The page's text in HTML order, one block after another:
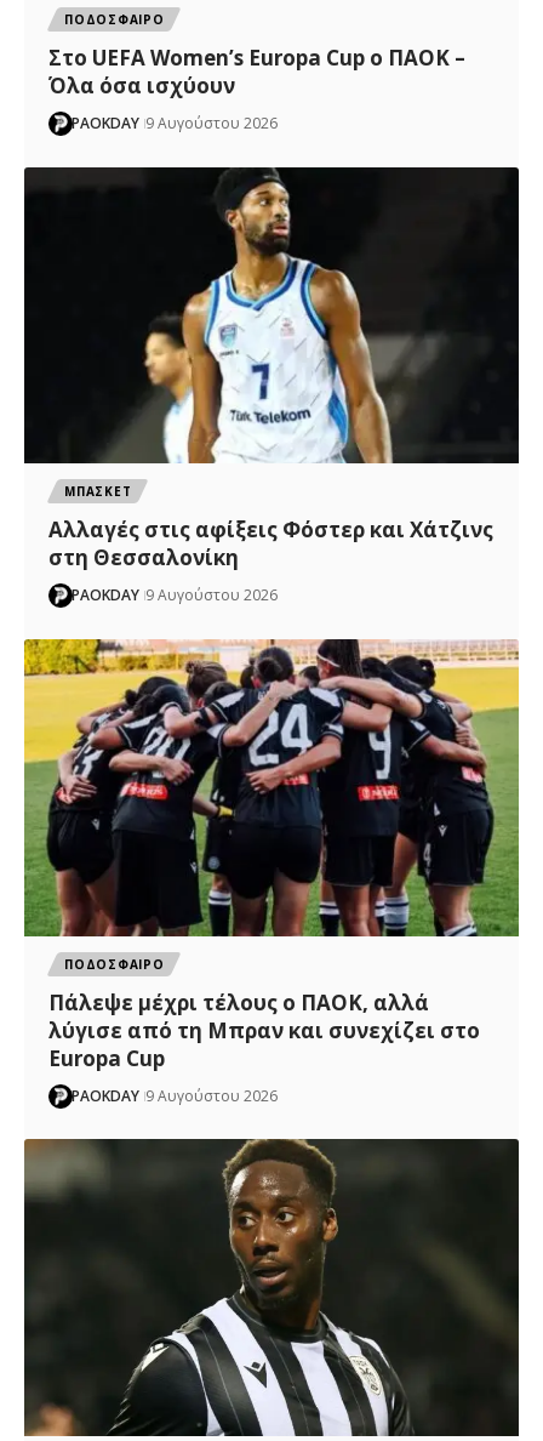
ΠΟΔΟΣΦΑΙΡΟ
Στο UEFA Women’s Europa Cup ο ΠΑΟΚ –
Όλα όσα ισχύουν
PAOKDAY 9 Αυγούστου 2026
ΜΠΑΣΚΕΤ
Αλλαγές στις αφίξεις Φόστερ και Χάτζινς
στη Θεσσαλονίκη
PAOKDAY 9 Αυγούστου 2026
ΠΟΔΟΣΦΑΙΡΟ
Πάλεψε μέχρι τέλους ο ΠΑΟΚ, αλλά
λύγισε από τη Μπραν και συνεχίζει στο
Europa Cup
PAOKDAY 9 Αυγούστου 2026